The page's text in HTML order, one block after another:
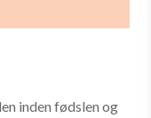
inden fødslen og